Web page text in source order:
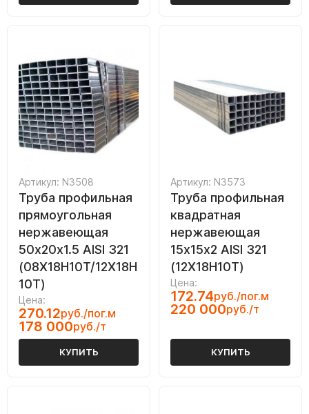
Артикул: N3508
Труба профильная
прямоугольная
нержавеющая
50х20х1.5 AISI 321
(08Х18Н10Т/12Х18Н
10Т)
Цена:
270.12руб./пог.м
178 000руб./т
КУПИТЬ
Артикул: N3573
Труба профильная
квадратная
нержавеющая
15х15х2 AISI 321
(12Х18Н10Т)
Цена:
172.74руб./пог.м
220 000руб./т
КУПИТЬ